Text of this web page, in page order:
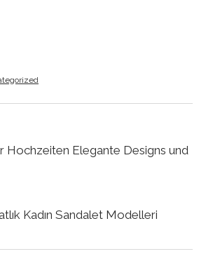
Hochzeiten Elegante Designs und
Kadın Sandalet Modelleri